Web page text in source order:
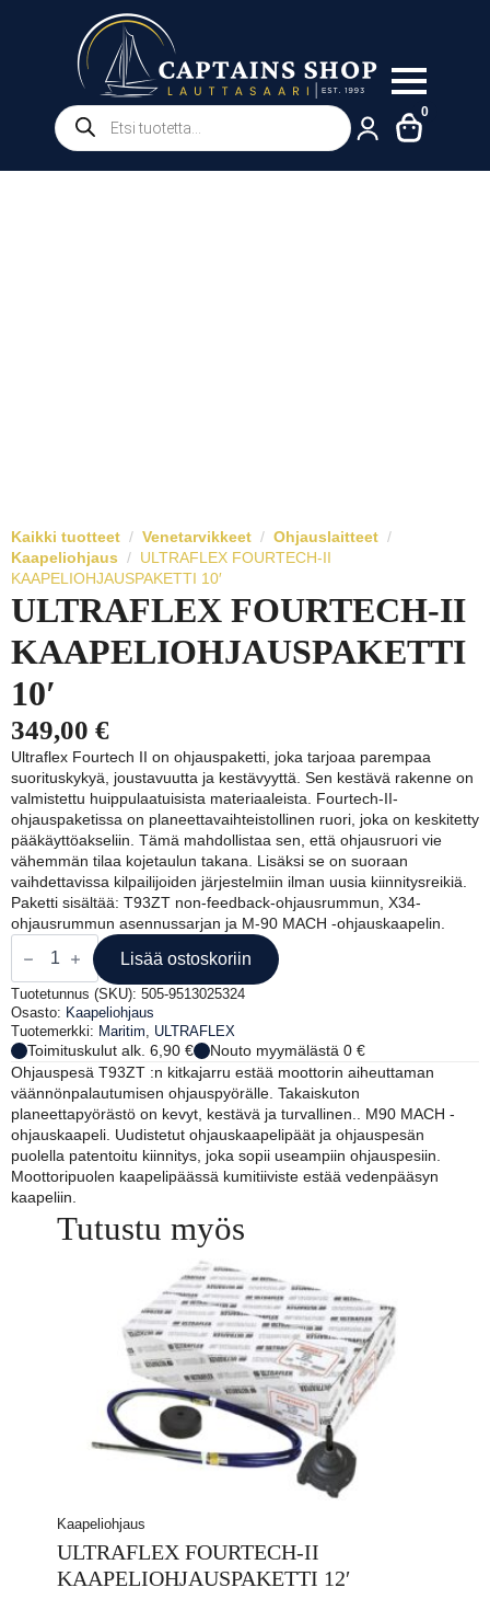
Products
search
0
Kaikki tuotteet Venetarvikkeet
Ohjauslaitteet
Kaapeliohjaus
ULTRAFLEX FOURTECH-II
KAAPELIOHJAUSPAKETTI 10′
ULTRAFLEX FOURTECH-II
KAAPELIOHJAUSPAKETTI
10′
349,00 €
Ultraflex Fourtech II on ohjauspaketti, joka tarjoaa parempaa
suorituskykyä, joustavuutta ja kestävyyttä. Sen kestävä rakenne on
valmistettu huippulaatuisista materiaaleista. Fourtech-II-
ohjauspaketissa on planeettavaihteistollinen ruori, joka on keskitetty
pääkäyttöakseliin. Tämä mahdollistaa sen, että ohjausruori vie
vähemmän tilaa kojetaulun takana. Lisäksi se on suoraan
vaihdettavissa kilpailijoiden järjestelmiin ilman uusia kiinnitysreikiä.
Paketti sisältää: T93ZT non-feedback-ohjausrummun, X34-
ohjausrummun asennussarjan ja M-90 MACH -ohjauskaapelin.
ULTRAFLEX
FOURTECH-
II
KAAPELIOHJAUSPAKETTI
10'
määrä
Lisää ostoskoriin
Tuotetunnus (SKU): 505-9513025324
Osasto: Kaapeliohjaus
Tuotemerkki: Maritim, ULTRAFLEX
Toimituskulut alk. 6,90 €
Nouto myymälästä 0 €
Ohjauspesä T93ZT :n kitkajarru estää moottorin aiheuttaman
väännönpalautumisen ohjauspyörälle. Takaiskuton
planeettapyörästö on kevyt, kestävä ja turvallinen.. M90 MACH -
ohjauskaapeli. Uudistetut ohjauskaapelipäät ja ohjauspesän
puolella patentoitu kiinnitys, joka sopii useampiin ohjauspesiin.
Moottoripuolen kaapelipäässä kumitiiviste estää vedenpääsyn
kaapeliin.
Tutustu myös
Kaapeliohjaus
ULTRAFLEX FOURTECH-II
KAAPELIOHJAUSPAKETTI 12′